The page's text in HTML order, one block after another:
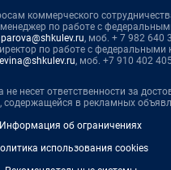
коммерческого
по работе с
, моб. + 7 982 640
по работе с федеральными
, моб. +7 910 402
не несет ответственности за
в рекламных
Информация об ограничениях
использования cookies